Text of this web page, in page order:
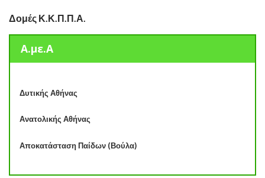
Δομές Κ.Κ.Π.Π.Α.
Α.με.Α
Δυτικής Αθήνας
Ανατολικής Αθήνας
Αποκατάσταση Παίδων (Βούλα)